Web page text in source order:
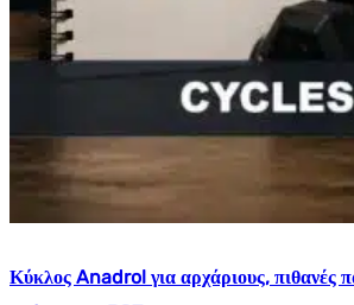
Κύκλος Anadrol για αρχάριους, πιθανές